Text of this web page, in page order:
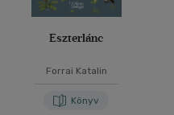
Eszterlánc
Forrai Katalin
Könyv